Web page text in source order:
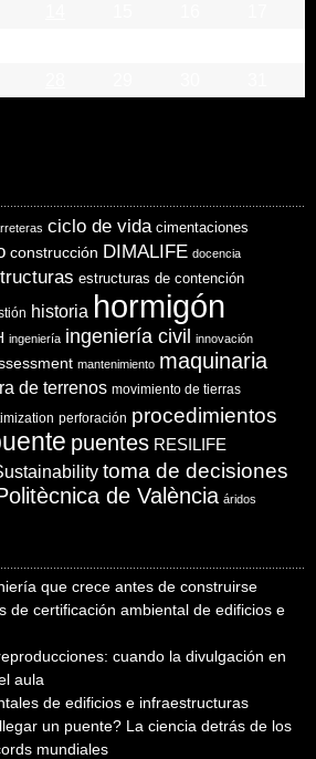
ciclo de vida cimentaciones
construcción DIMALIFE docencia
estructuras de contención
historia hormigón
ingeniería ingeniería civil innovación
mantenimiento maquinaria
de terrenos movimiento de tierras
perforación procedimientos
puentes RESILIFE
toma de decisiones
de València áridos
que crece antes de construirse
de certificación ambiental de edificios e
cuando la divulgación en
aula
de edificios e infraestructuras
un puente? La ciencia detrás de los
mundiales